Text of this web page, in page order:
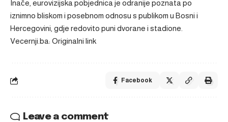
Inače, eurovizijska pobjednica je odranije poznata po
iznimno bliskom i posebnom odnosu s publikom u Bosni i
Hercegovini, gdje redovito puni dvorane i stadione.
Vecernji.ba: Originalni link
Facebook
Leave a comment